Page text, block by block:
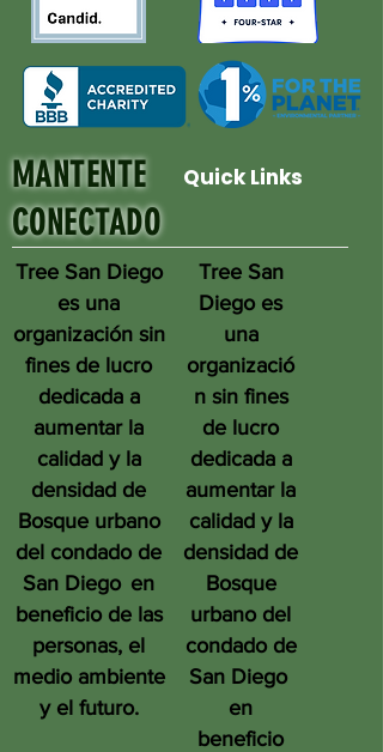
MANTENTE
CONECTADO
Quick Links
Tree San Diego
es una
organización sin
fines de lucro
dedicada a
aumentar la
calidad y la
densidad de
Bosque urbano
del condado de
San Diego en
beneficio de las
personas, el
medio ambiente
y el futuro.
Tree San
Diego es
una
organizació
n sin fines
de lucro
dedicada a
aumentar la
calidad y la
densidad de
Bosque
urbano del
condado de
San Diego
en
beneficio